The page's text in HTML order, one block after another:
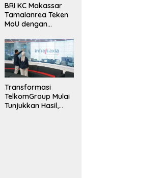
BRI KC Makassar
Tamalanrea Teken
MoU dengan
Ujung Pandang
Perkuat Layanan
Perbankan
Transformasi
TelkomGroup Mulai
Tunjukkan Hasil,